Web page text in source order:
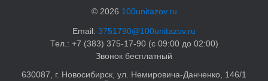
© 2026 100unitazov.ru
Email: 3751790@100unitazov.ru
Тел.: +7 (383) 375-17-90 (с 09:00 до 02:00)
Звонок бесплатный
630087, г. Новосибирск, ул. Немировича-Данченко, 146/1